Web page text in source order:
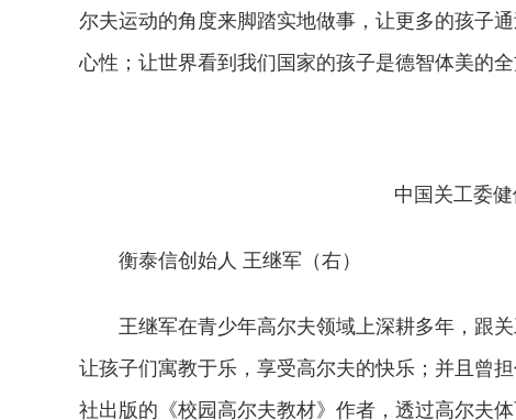
尔夫运动的角度来脚踏实地做事，让更多的孩子
心性；让世界看到我们国家的孩子是德智体美的
中国关工委健
衡泰信创始人 王继军（右）
王继军在青少年高尔夫领域上深耕多年，跟
让孩子们寓教于乐，享受高尔夫的快乐；并且曾
社出版的《校园高尔夫教材》作者，透过高尔夫